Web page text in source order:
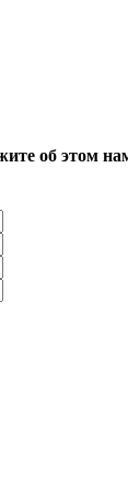
об этом